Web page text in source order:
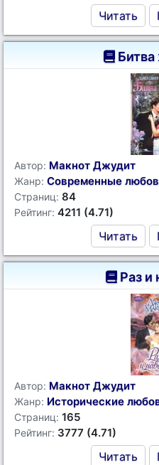
Читать
Битва
Автор: Макнот Джудит
Жанр: Современные
Страниц: 84
Рейтинг: 4211 (4.71)
Читать
Раз и
Автор: Макнот Джудит
Жанр: Исторические
Страниц: 165
Рейтинг: 3777 (4.71)
Читать